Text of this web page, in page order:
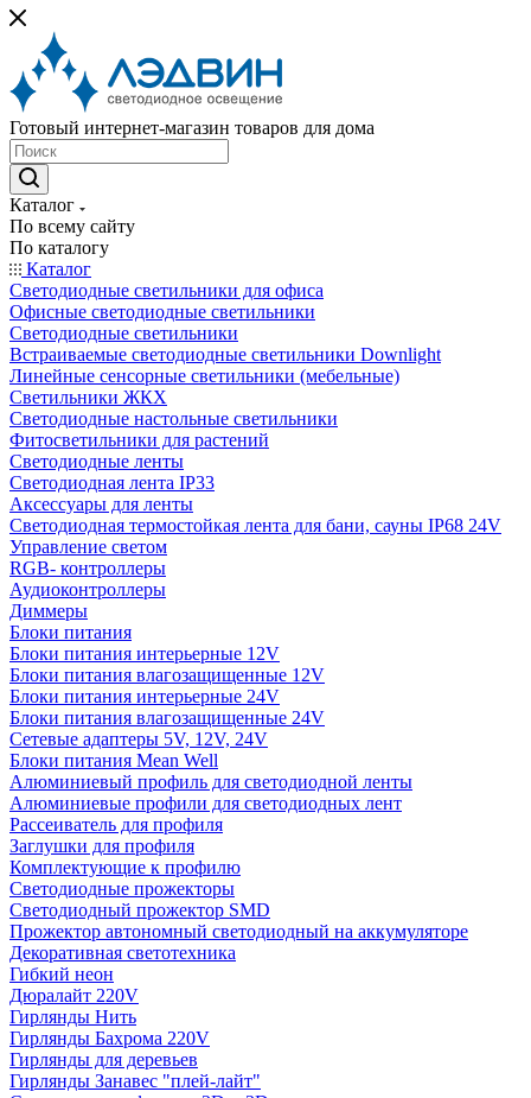
Готовый интернет-магазин товаров для дома
Каталог
По всему сайту
По каталогу
Каталог
Светодиодные светильники для офиса
Офисные светодиодные светильники
Светодиодные светильники
Встраиваемые светодиодные светильники Downlight
Линейные сенсорные светильники (мебельные)
Светильники ЖКХ
Светодиодные настольные светильники
Фитосветильники для растений
Светодиодные ленты
Светодиодная лента IP33
Аксессуары для ленты
Светодиодная термостойкая лента для бани, сауны IP68 24V
Управление светом
RGB- контроллеры
Аудиоконтроллеры
Диммеры
Блоки питания
Блоки питания интерьерные 12V
Блоки питания влагозащищенные 12V
Блоки питания интерьерные 24V
Блоки питания влагозащищенные 24V
Сетевые адаптеры 5V, 12V, 24V
Блоки питания Mean Well
Алюминиевый профиль для светодиодной ленты
Алюминиевые профили для светодиодных лент
Рассеиватель для профиля
Заглушки для профиля
Комплектующие к профилю
Светодиодные прожекторы
Светодиодный прожектор SMD
Прожектор автономный светодиодный на аккумуляторе
Декоративная светотехника
Гибкий неон
Дюралайт 220V
Гирлянды Нить
Гирлянды Бахрома 220V
Гирлянды для деревьев
Гирлянды Занавес "плей-лайт"